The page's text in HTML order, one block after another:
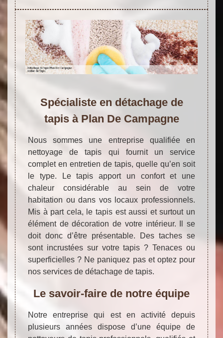
Spécialiste en détachage de
tapis à Plan De Campagne
Nous sommes une entreprise qualifiée en
nettoyage de tapis qui fournit un service
complet en entretien de tapis, quelle qu’en soit
le type. Le tapis apport un confort et une
chaleur considérable au sein de votre
habitation ou dans vos locaux professionnels.
Mis à part cela, le tapis est aussi et surtout un
élément de décoration de votre intérieur. Il se
doit donc d’être présentable. Des taches se
sont incrustées sur votre tapis ? Tenaces ou
superficielles ? Ne paniquez pas et optez pour
nos services de détachage de tapis.
Le savoir-faire de notre équipe
Notre entreprise qui est en activité depuis
plusieurs années dispose d’une équipe de